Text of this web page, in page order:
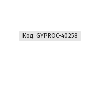
Код: GYPROC-40258